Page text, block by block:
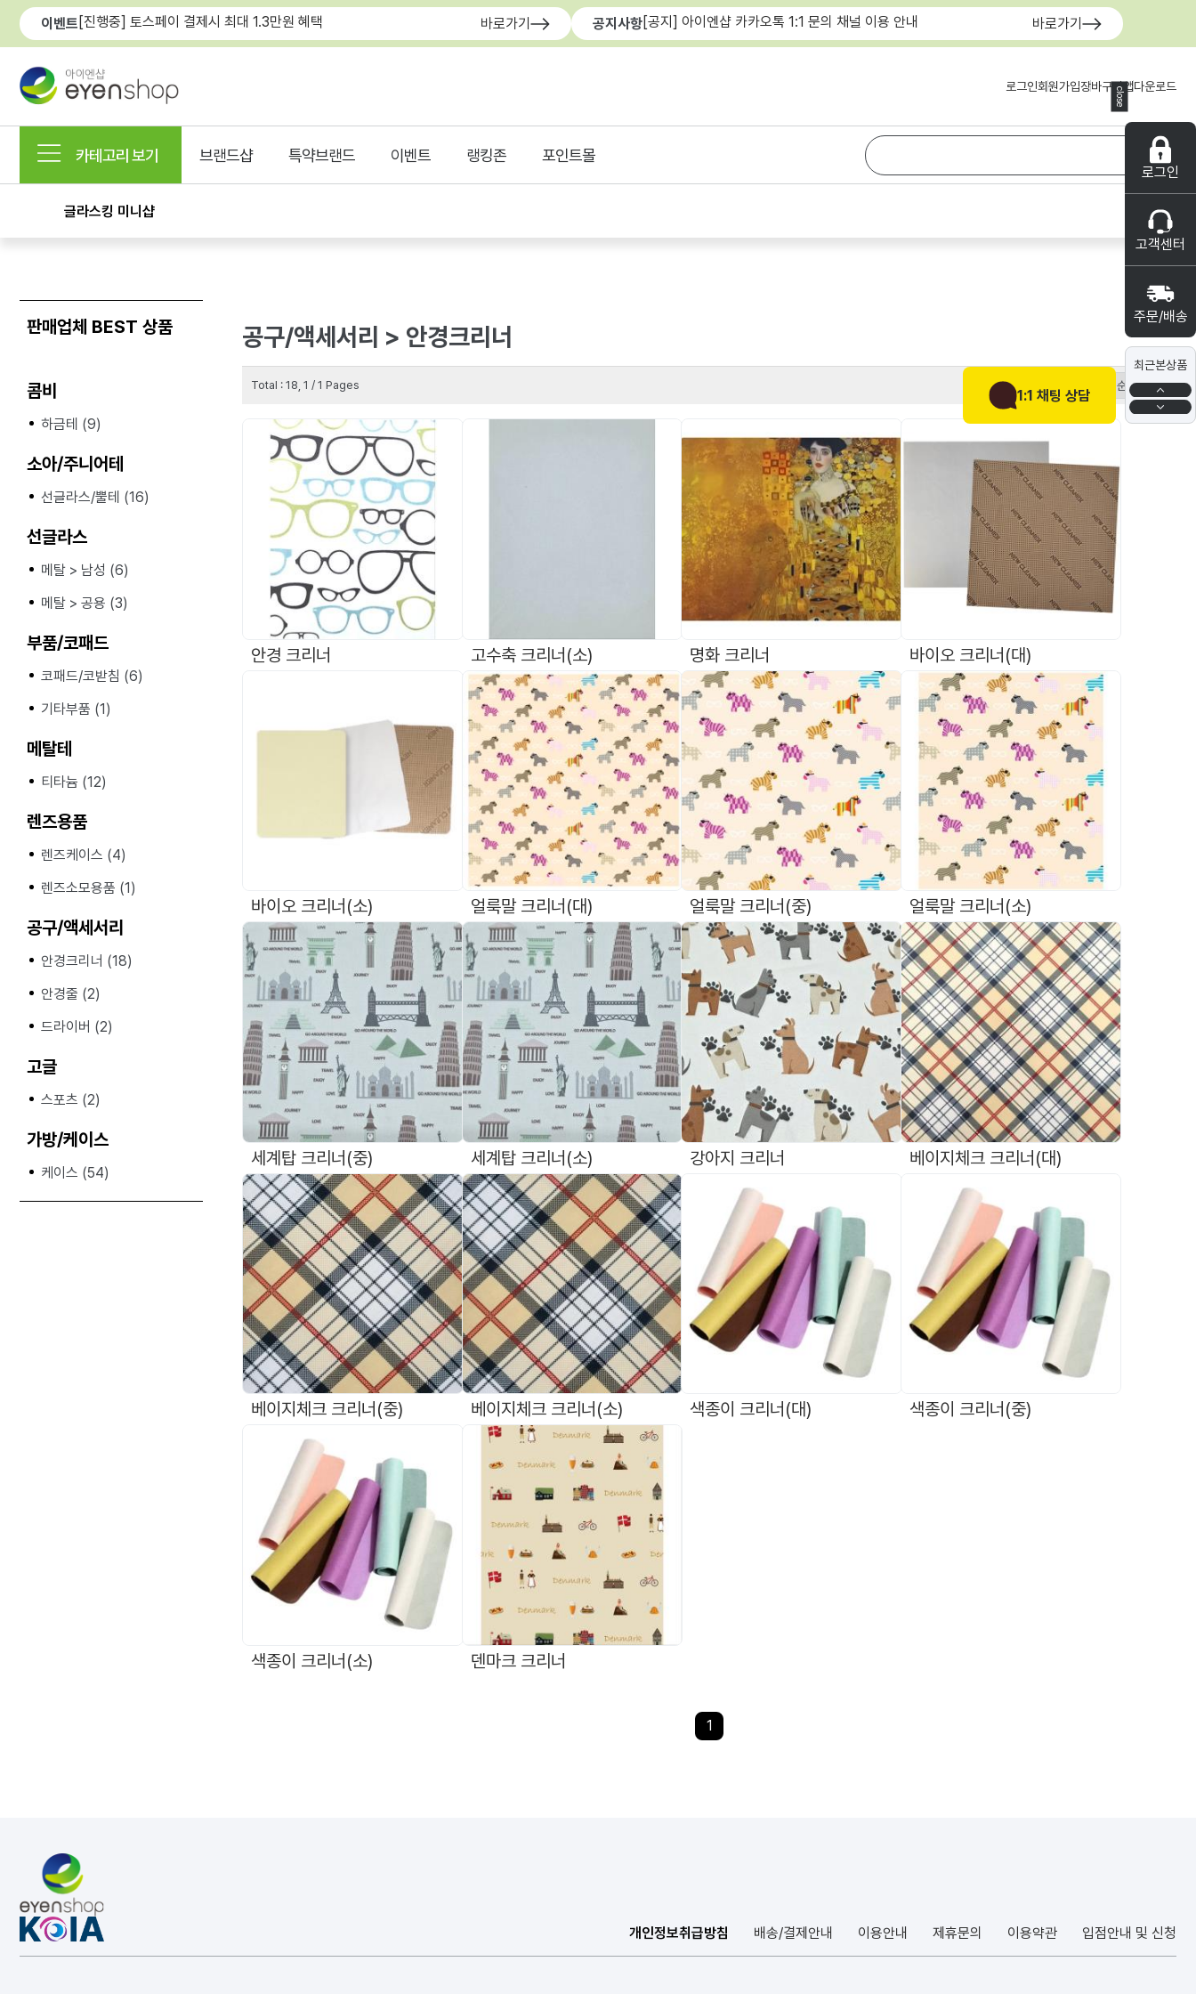
close
로그인
고객센터
주문/배송
최근본상품
1:1 채팅 상담
이벤트 [진행중] 토스페이 결제시 최대 1.3만원 혜택 바로가기 공지사항[공지] 아이엔샵 카카오톡 1:1 문의 채널 이용 안내 바로가기
로그인회원가입장바구니앱다운로드
카테고리 보기 브랜드샵 특약브랜드 이벤트 랭킹존 포인트몰
글라스킹 미니샵
판매업체 BEST 상품
콤비
하금테 (9)
소아/주니어테
선글라스/뿔테 (16)
선글라스
메탈 > 남성 (6)
메탈 > 공용 (3)
부품/코패드
코패드/코받침 (6)
기타부품 (1)
메탈테
티타늄 (12)
렌즈용품
렌즈케이스 (4)
렌즈소모용품 (1)
공구/액세서리
안경크리너 (18)
안경줄 (2)
드라이버 (2)
고글
스포츠 (2)
가방/케이스
케이스 (54)
공구/액세서리 > 안경크리너
Total : 18, 1 / 1 Pages
안경 크리너 고수축 크리너(소) 명화 크리너 바이오 크리너(대)
바이오 크리너(소) 얼룩말 크리너(대) 얼룩말 크리너(중) 얼룩말 크리너(소)
세계탑 크리너(중) 세계탑 크리너(소) 강아지 크리너 베이지체크 크리너(대)
베이지체크 크리너(중) 베이지체크 크리너(소) 색종이 크리너(대) 색종이 크리너(중)
색종이 크리너(소) 덴마크 크리너
1
개인정보취급방침 배송/결제안내 이용안내 제휴문의 이용약관 입점안내 및 신청